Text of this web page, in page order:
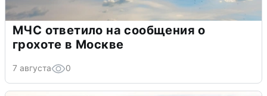
МЧС ответило на сообщения о
грохоте в Москве
7 августа 0